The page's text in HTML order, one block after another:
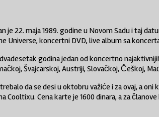
je 22. maja 1989. godine u Novom Sadu i taj
Universe, koncertni DVD, live album sa
godina jedan od koncertno
Švajcarskoj, Austriji, Slovačkoj, Češkoj,
da se desi u oktobru važiće i za ovaj, a
Cooltixu. Cena karte je 1600 dinara, a za